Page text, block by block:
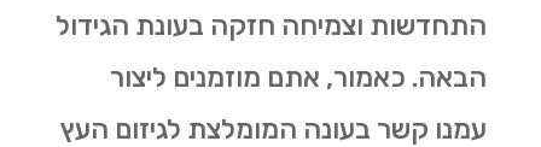
התחדשות וצמיחה חזקה בעונת הגידול
הבאה. כאמור, אתם מוזמנים ליצור
עמנו קשר בעונה המומלצת לגיזום העץ